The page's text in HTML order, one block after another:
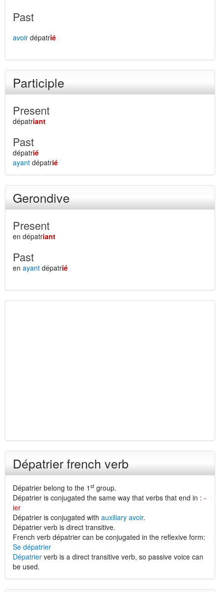
Past
avoir dépatrié
Participle
Present
dépatriant
Past
dépatrié
ayant dépatrié
Gerondive
Present
en dépatriant
Past
en ayant dépatrié
Dépatrier french verb
Dépatrier belong to the 1 st group.
Dépatrier is conjugated the same way that verbs that end in : -
ier
Dépatrier is conjugated with auxiliary avoir.
Dépatrier verb is direct transitive.
French verb dépatrier can be conjugated in the reflexive form:
Se dépatrier
Dépatrier verb is a direct transitive verb, so passive voice can
be used.